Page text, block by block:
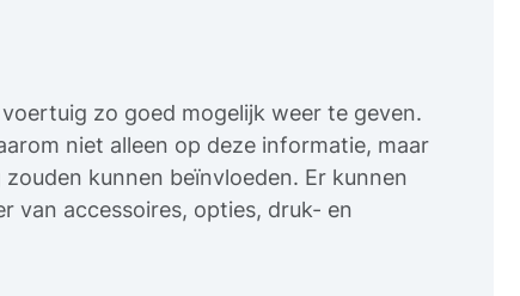
zo goed mogelijk weer te geven.
niet alleen op deze informatie, maar
kunnen beïnvloeden. Er kunnen
van accessoires, opties, druk- en